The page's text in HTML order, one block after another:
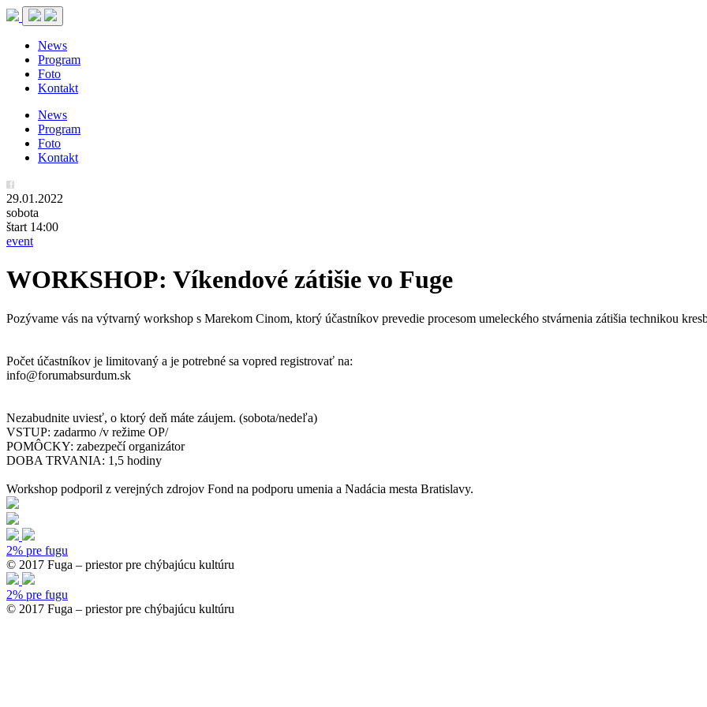
News
Program
Foto
Kontakt
News
Program
Foto
Kontakt
29.01.2022
sobota
štart 14:00
event
WORKSHOP: Víkendové zátišie vo Fuge
Pozývame vás na výtvarný workshop s Marekom Cinom, ktorý účastníkov prevedie procesom umeleckého stvárnenia zátišia technikou
Počet účastníkov je limitovaný a je potrebné sa vopred registrovať na:
info@forumabsurdum.sk
Nezabudnite uviesť, o ktorý deň máte záujem. (sobota/nedeľa)
VSTUP: zadarmo /v režime OP/
POMÔCKY: zabezpečí organizátor
DOBA TRVANIA: 1,5 hodiny
Workshop podporil z verejných zdrojov Fond na podporu umenia a Nadácia mesta Bratislavy.
2% pre fugu
© 2017 Fuga – priestor pre chýbajúcu kultúru
2% pre fugu
© 2017 Fuga – priestor pre chýbajúcu kultúru